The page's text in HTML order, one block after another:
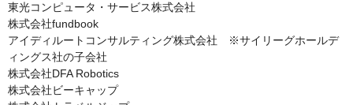
東光コンピュータ・サービス株式会社
株式会社fundbook
アイディルートコンサルティング株式会社　※サイリーグホールデ
ィングス社の子会社
株式会社DFA Robotics
株式会社ビーキャップ